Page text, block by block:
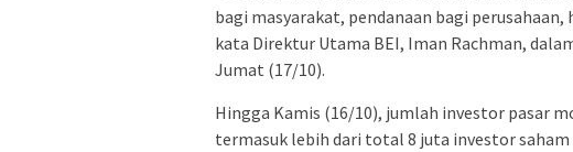
bagi masyarakat, pendanaan bagi
kata Direktur Utama BEI, Iman Rachman,
Jumat (17/10).
Hingga Kamis (16/10), jumlah investor pasar
termasuk lebih dari total 8 juta investor